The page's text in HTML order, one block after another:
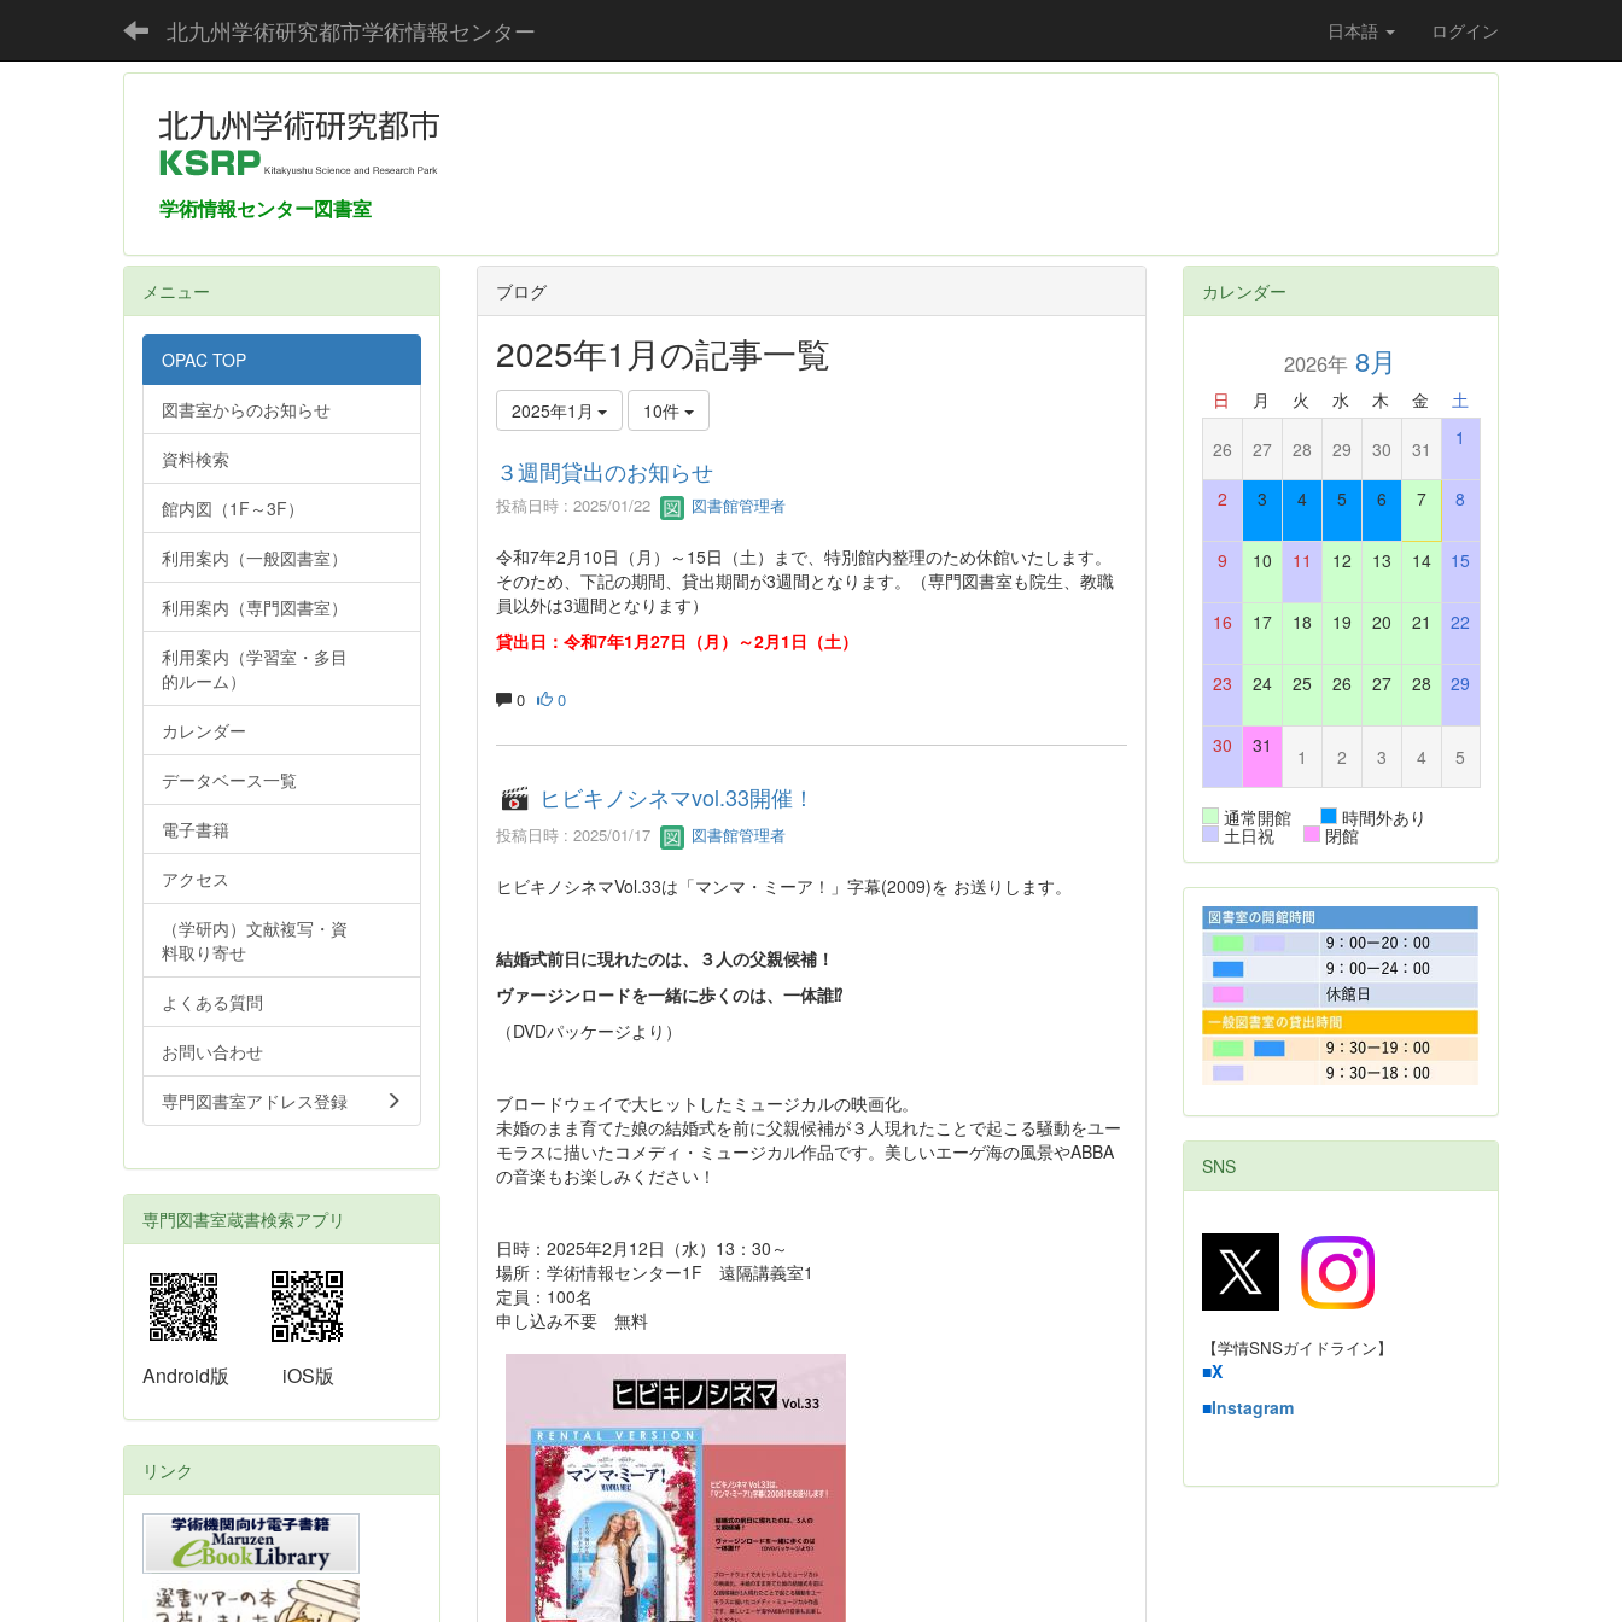
北九州学術研究都市学術情報センター 日本語 ログイン
学術情報センター図書室
ブログ
2025年1月の記事一覧
2025年1月 10件
３週間貸出のお知らせ
投稿日時 : 2025/01/22 図書館管理者
令和7年2月10日（月）～15日（土）まで、特別館内整理のため休館いたします。
そのため、下記の期間、貸出期間が3週間となります。（専門図書室も院生、教職
員以外は3週間となります）
貸出日：令和7年1月27日（月）～2月1日（土）
0 0
ヒビキノシネマvol.33開催！
投稿日時 : 2025/01/17 図書館管理者
ヒビキノシネマVol.33は「マンマ・ミーア！」字幕(2009)を お送りします。
結婚式前日に現れたのは、３人の父親候補！
ヴァージンロードを一緒に歩くのは、一体誰⁉
（DVDパッケージより）
ブロードウェイで大ヒットしたミュージカルの映画化。
未婚のまま育てた娘の結婚式を前に父親候補が３人現れたことで起こる騒動をユー
モラスに描いたコメディ・ミュージカル作品です。美しいエーゲ海の風景やABBA
の音楽もお楽しみください！
日時：2025年2月12日（水）13：30～
場所：学術情報センター1F 遠隔講義室1
定員：100名
申し込み不要 無料
メニュー
OPAC TOP
図書室からのお知らせ
資料検索
館内図（1F～3F）
利用案内（一般図書室）
利用案内（専門図書室）
利用案内（学習室・多目
的ルーム）
カレンダー
データベース一覧
電子書籍
アクセス
（学研内）文献複写・資
料取り寄せ
よくある質問
お問い合わせ
専門図書室アドレス登録
専門図書室蔵書検索アプリ
Android版 iOS版
リンク
カレンダー
2026年 8月
日 月 火 水 木 金 土
26 27 28 29 30 31 1
2 3 4 5 6 7 8
9 10 11 12 13 14 15
16 17 18 19 20 21 22
23 24 25 26 27 28 29
30 31 1 2 3 4 5
通常開館 時間外あり
土日祝 閉館
SNS
【学情SNSガイドライン】
■X
■Instagram